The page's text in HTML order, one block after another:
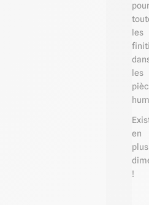
pour
les
les
en
!